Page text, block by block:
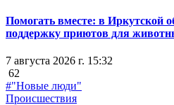
Помогать вместе: в Иркутской
поддержку приютов для
7 августа 2026 г. 15:32
62
#"Новые люди"
Происшествия